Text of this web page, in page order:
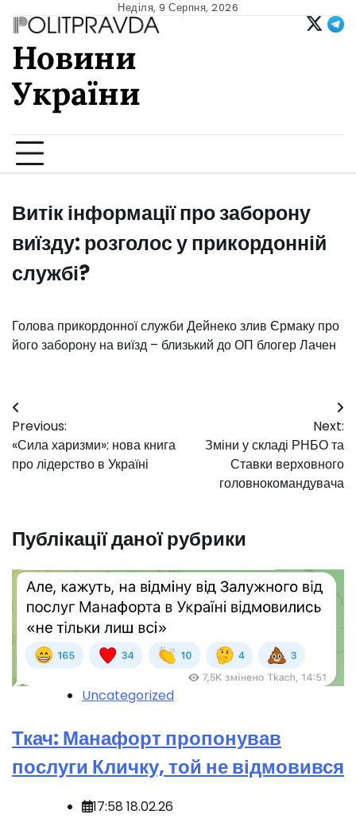
content
Неділя, 9 Серпня, 2026
Новини
України
Витік інформації про заборону
виїзду: розголос у прикордонній
службі?
Голова прикордонної служби Дейнеко злив Єрмаку про
його заборону на виїзд – близький до ОП блогер Лачен
Навігація
записів
Previous:
«Сила харизми»: нова книга
про лідерство в Україні
Next:
Зміни у складі РНБО та
Ставки верховного
головнокомандувача
Публікації даної рубрики
Uncategorized
Ткач: Манафорт пропонував
послуги Кличку, той не відмовився
17:58 18.02.26